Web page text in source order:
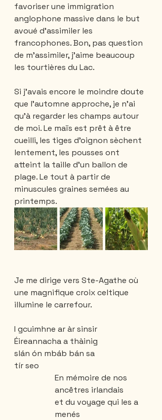
favoriser une immigration
anglophone massive dans le but
avoué d'assimiler les
francophones. Bon, pas question
de m'assimiler, j'aime beaucoup
les tourtières du Lac.
Si j'avais encore le moindre doute
que l'automne approche, je n'ai
qu'à regarder les champs autour
de moi. Le maïs est prêt à être
cueilli, les tiges d'oignon sèchent
lentement, les pousses ont
atteint la taille d'un ballon de
plage. Le tout à partir de
minuscules graines semées au
printemps.
Je me dirige vers Ste-Agathe où
une magnifique croix celtique
illumine le carrefour.
I gcuimhne ar àr sinsir
Éireannacha a thàinig
slán ón mbáb bán sa
tír seo
En mémoire de nos
ancêtres irlandais
et du voyage qui les a
menés